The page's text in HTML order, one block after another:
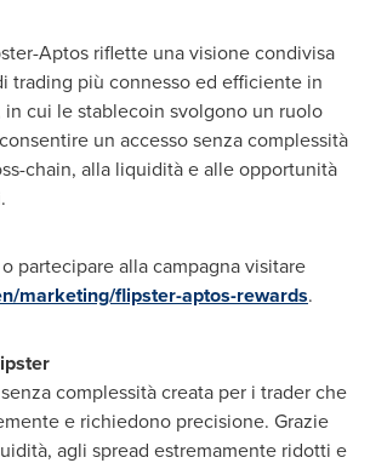
Aptos riflette una visione condivisa
trading più connesso ed efficiente in
cui le stablecoin svolgono un ruolo
un accesso senza complessità
chain, alla liquidità e alle opportunità
partecipare alla campagna visitare
marketing/flipster-aptos-rewards.
complessità creata per i trader che
e richiedono precisione. Grazie
agli spread estremamente ridotti e